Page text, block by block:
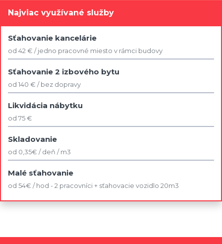
Najviac využívané služby
Sťahovanie kancelárie
od 42 € / jedno pracovné miesto v rámci budovy
Sťahovanie 2 izbového bytu
od 140 € / bez dopravy
Likvidácia nábytku
od 75 €
Skladovanie
od 0,35€ / deň / m3
Malé sťahovanie
od 54€ / hod - 2 pracovníci + sťahovacie vozidlo 20m3